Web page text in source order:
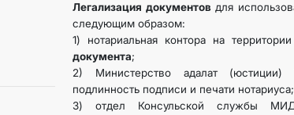
КОНСУЛЬСКИЕ УСЛУГИ
ВИЗА
Легализация документовдля
следующим образом:
1) нотариальная контора на
документа;
2) Министерство адалат (юстиции)
подлинность подписи и печати нотариуса;
3) отдел Консульской службы МИД